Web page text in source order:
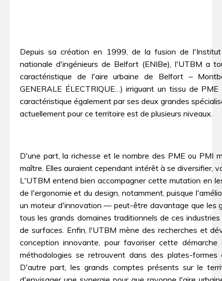
Depuis sa création en 1999, de la fusion de
nationale d'ingénieurs de Belfort (ENIBe), l'UTBM a
caractéristique de l'aire urbaine de Belfort –
GENERALE ÉLECTRIQUE…) irriguant un tissu de
caractéristique également par ses deux grandes
actuellement pour ce territoire est de plusieurs niveaux.
D'une part, la richesse et le nombre des PME ou PMI
maître. Elles auraient cependant intérêt à se diversifier,
L'UTBM entend bien accompagner cette mutation en
de l'ergonomie et du design, notamment, puisque
un moteur d'innovation — peut-être davantage que les
tous les grands domaines traditionnels de ces
de surfaces. Enfin, l'UTBM mène des recherches et
conception innovante, pour favoriser cette
méthodologies se retrouvent dans des plates-
D'autre part, les grands comptes présents sur le